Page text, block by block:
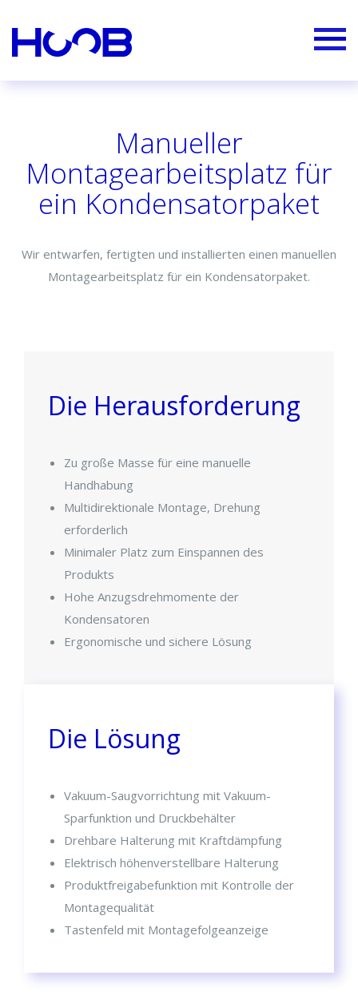
Manueller
Montagearbeitsplatz für
ein Kondensatorpaket
Wir entwarfen, fertigten und installierten einen manuellen
Montagearbeitsplatz für ein Kondensatorpaket.
Die Herausforderung
Zu große Masse für eine manuelle
Handhabung
Multidirektionale Montage, Drehung
erforderlich
Minimaler Platz zum Einspannen des
Produkts
Hohe Anzugsdrehmomente der
Kondensatoren
Ergonomische und sichere Lösung
Die Lösung
Vakuum-Saugvorrichtung mit Vakuum-
Sparfunktion und Druckbehälter
Drehbare Halterung mit Kraftdämpfung
Elektrisch höhenverstellbare Halterung
Produktfreigabefunktion mit Kontrolle der
Montagequalität
Tastenfeld mit Montagefolgeanzeige